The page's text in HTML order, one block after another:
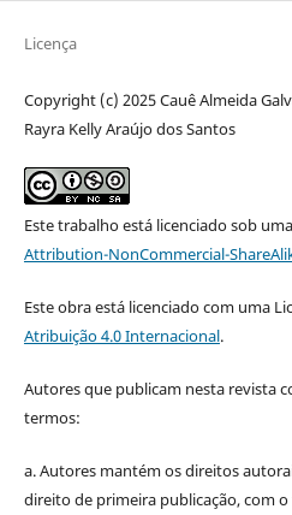
Licença
Copyright (c) 2025 Cauê Almeida
Rayra Kelly Araújo dos Santos
Este trabalho está licenciado sob
Attribution-NonCommercial-
Este obra está licenciado com uma
Atribuição 4.0 Internacional.
Autores que publicam nesta revista
termos:
a. Autores mantém os direitos
direito de primeira publicação, com